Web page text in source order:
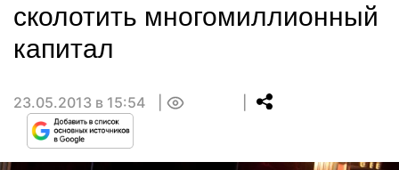
сколотить многомиллионный
капитал
23.05.2013 в 15:54